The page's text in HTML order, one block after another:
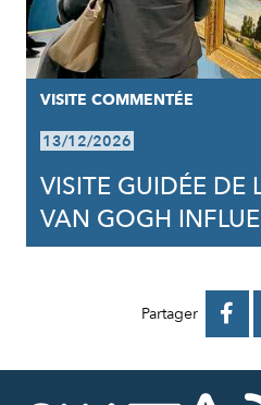
VISITE COMMENTÉE
13/12/2026
VISITE GUIDÉE DE
VAN GOGH
Partager 